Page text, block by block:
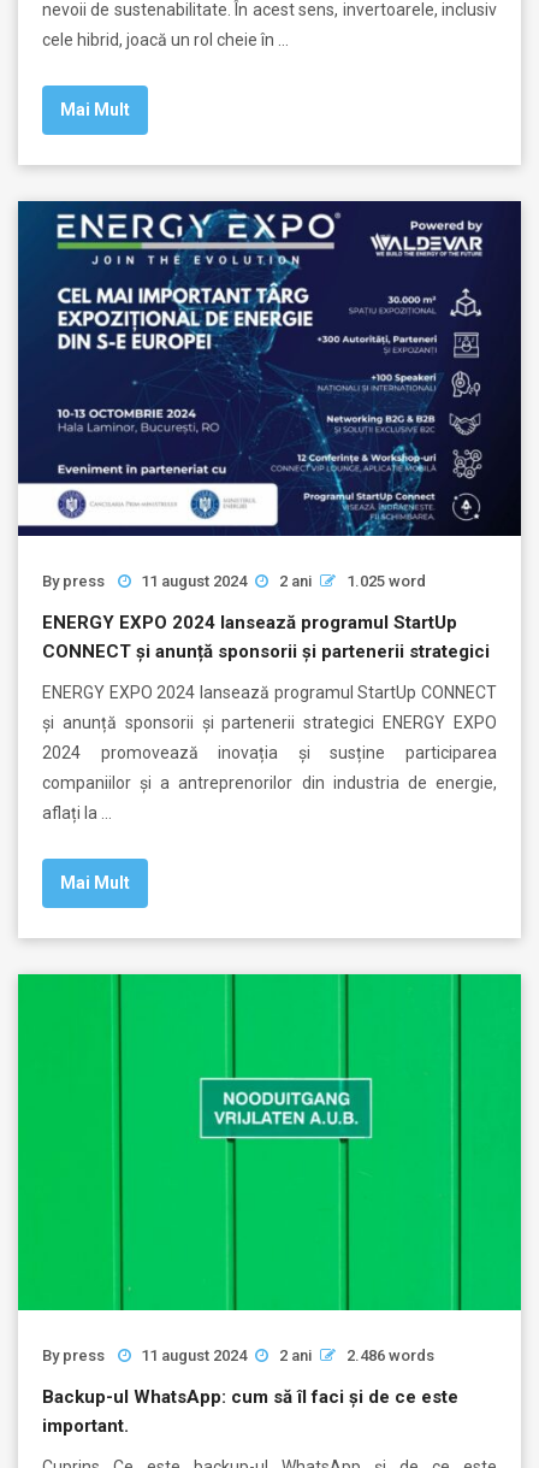
nevoii de sustenabilitate. În acest sens, invertoarele, inclusiv
cele hibrid, joacă un rol cheie în …
Mai Mult
By press 11 august 2024 2 ani 1.025 word
ENERGY EXPO 2024 lansează programul StartUp
CONNECT și anunță sponsorii și partenerii strategici
ENERGY EXPO 2024 lansează programul StartUp CONNECT
și anunță sponsorii și partenerii strategici ENERGY EXPO
2024 promovează inovația și susține participarea
companiilor și a antreprenorilor din industria de energie,
aflați la …
Mai Mult
By press 11 august 2024 2 ani 2.486 words
Backup-ul WhatsApp: cum să îl faci și de ce este
important.